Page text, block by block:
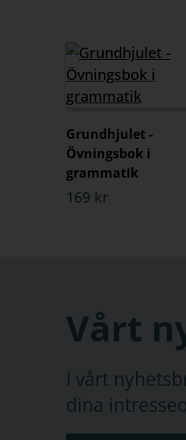
Grundhjulet -
Övningsbok i
grammatik
169 kr
Vårt
I vårt
dina